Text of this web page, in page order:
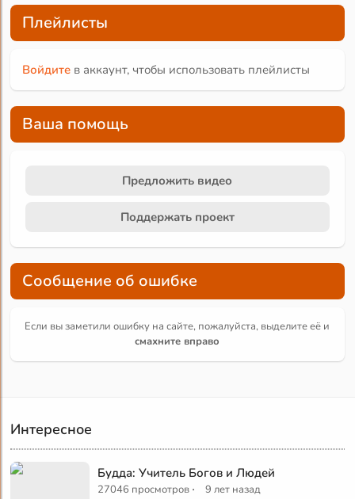
Плейлисты
Войдите в аккаунт, чтобы использовать плейлисты
Ваша помощь
Предложить видео
Поддержать проект
Сообщение об ошибке
Если вы заметили ошибку на сайте, пожалуйста, выделите её и
смахните вправо
Интересное
Будда: Учитель Богов и Людей
27046 просмотров · 9 лет назад